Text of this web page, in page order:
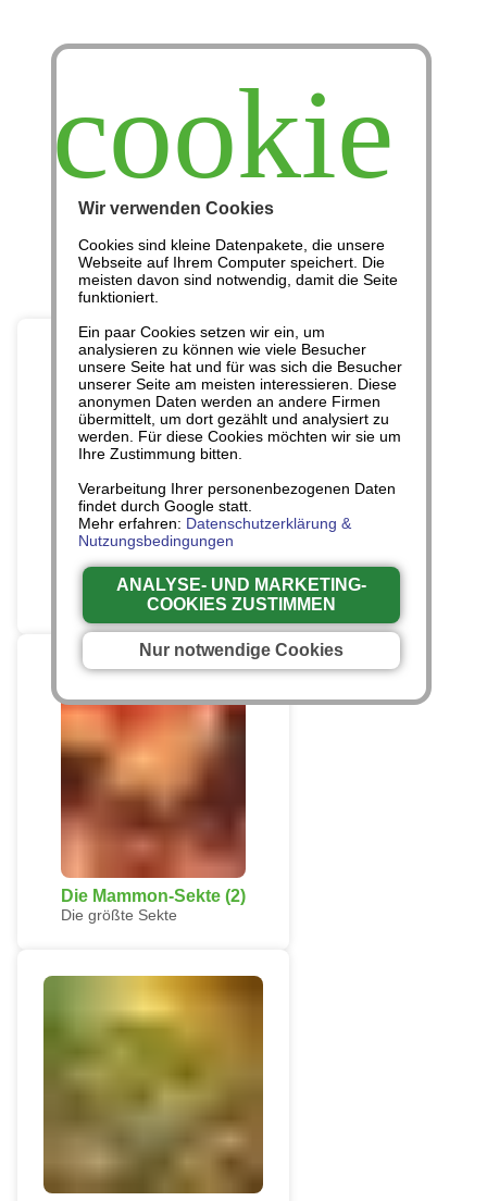
Geldsystem
Einleitung
Die größte Sekte
Die Mammon-Sekte (2)
Die größte Sekte
cookie
Wir verwenden Cookies
Cookies sind kleine Datenpakete, die unsere
Webseite auf Ihrem Computer speichert. Die
meisten davon sind notwendig, damit die Seite
funktioniert.
Ein paar Cookies setzen wir ein, um
analysieren zu können wie viele Besucher
unsere Seite hat und für was sich die Besucher
unserer Seite am meisten interessieren. Diese
anonymen Daten werden an andere Firmen
übermittelt, um dort gezählt und analysiert zu
werden. Für diese Cookies möchten wir sie um
Ihre Zustimmung bitten.
Verarbeitung Ihrer personenbezogenen Daten
findet durch Google statt.
Mehr erfahren: Datenschutzerklärung &
Nutzungsbedingungen
ANALYSE- UND MARKETING-
COOKIES ZUSTIMMEN
Nur notwendige Cookies